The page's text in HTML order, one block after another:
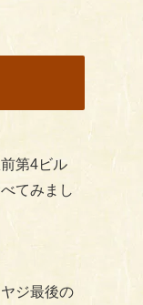
第4ビル
てみまし
ジ最後の